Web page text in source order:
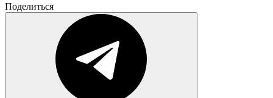
Поделиться